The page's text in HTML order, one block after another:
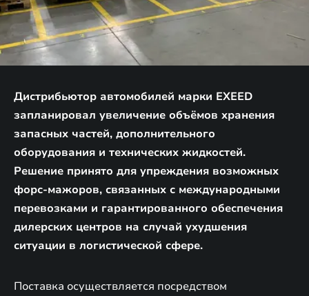
Дистрибьютор автомобилей марки EXEED
запланировал увеличение объёмов хранения
запасных частей, дополнительного
оборудования и технических жидкостей.
Решение принято для упреждения возможных
форс-мажоров, связанных с международными
перевозками и гарантированного обеспечения
дилерских центров на случай ухудшения
ситуации в логистической сфере.
Поставка осуществляется посредством